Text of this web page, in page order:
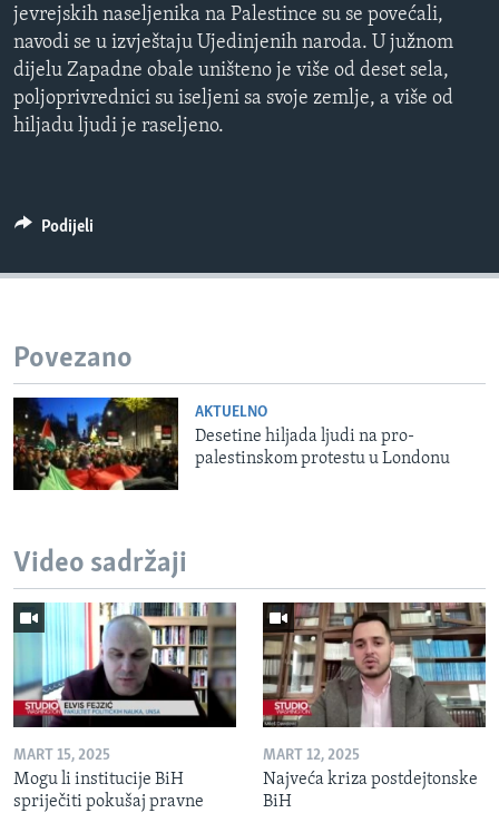
Jezici
jevrejskih naseljenika na Palestince su se povećali,
navodi se u izvještaju Ujedinjenih naroda. U južnom
dijelu Zapadne obale uništeno je više od deset sela,
poljoprivrednici su iseljeni sa svoje zemlje, a više od
hiljadu ljudi je raseljeno.
Podijeli
Povezano
AKTUELNO
Desetine hiljada ljudi na pro-
palestinskom protestu u Londonu
Video sadržaji
MART 15, 2025
Mogu li institucije BiH
spriječiti pokušaj pravne
MART 12, 2025
Najveća kriza postdejtonske
BiH